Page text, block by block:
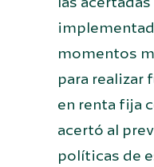
momentos
para realizar
en renta fija
acertó al
políticas de